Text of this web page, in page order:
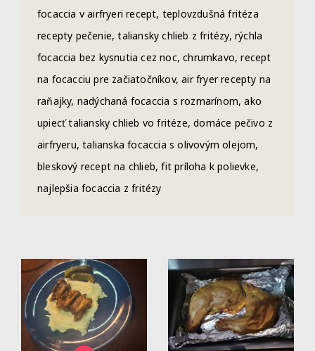
focaccia v airfryeri recept, teplovzdušná fritéza
recepty pečenie, taliansky chlieb z fritézy, rýchla
focaccia bez kysnutia cez noc, chrumkavo, recept
na focacciu pre začiatočníkov, air fryer recepty na
raňajky, nadýchaná focaccia s rozmarínom, ako
upiecť taliansky chlieb vo fritéze, domáce pečivo z
airfryeru, talianska focaccia s olivovým olejom,
bleskový recept na chlieb, fit príloha k polievke,
najlepšia focaccia z fritézy